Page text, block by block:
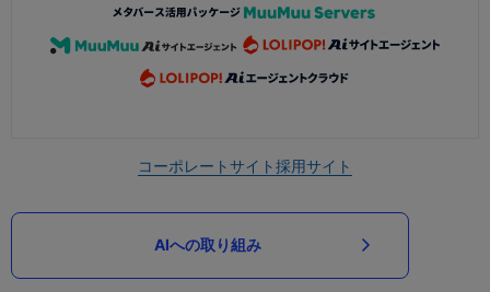
コーポレートサイト採用サイト
AIへの取り組み